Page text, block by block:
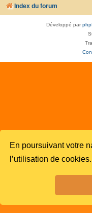
En poursuivant votre
l’utilisation de cookies.
Index du forum
Développé par